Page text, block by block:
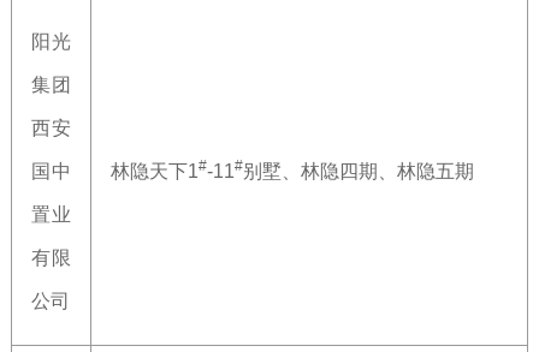
阳光
集团
西安
国中
置业
有限
公司
林隐天下1#-11#别墅、林隐四期、林隐五期